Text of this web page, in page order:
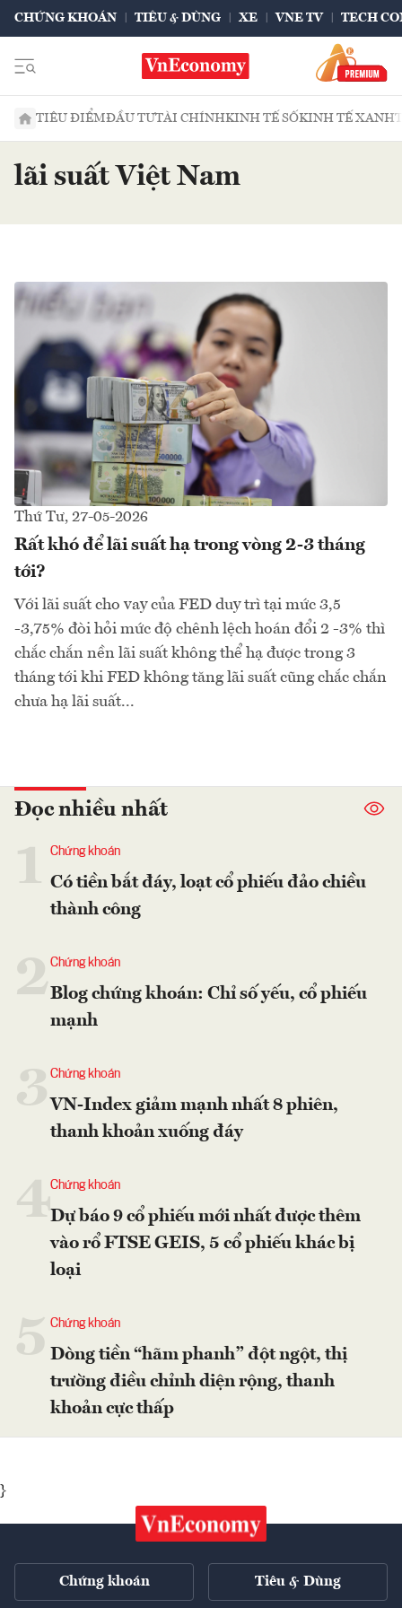
CHỨNG KHOÁN TIÊU & DÙNG XE VNE TV TECH
TIÊU ĐIỂMĐẦU TƯTÀI CHÍNHKINH TẾ SỐKINH TẾ XANH
lãi suất Việt Nam
Thứ Tư, 27-05-2026
Rất khó để lãi suất hạ trong vòng 2-3 tháng
tới?
Với lãi suất cho vay của FED duy trì tại mức 3,5
-3,75% đòi hỏi mức độ chênh lệch hoán đổi 2 -3% thì
chắc chắn nền lãi suất không thể hạ được trong 3
tháng tới khi FED không tăng lãi suất cũng chắc chắn
chưa hạ lãi suất...
Đọc nhiều nhất
Chứng khoán
Có tiền bắt đáy, loạt cổ phiếu đảo chiều
thành công
2Chứng khoán
Blog chứng khoán: Chỉ số yếu, cổ phiếu
mạnh
Chứng khoán
VN-Index giảm mạnh nhất 8 phiên,
thanh khoản xuống đáy
4Chứng khoán
Dự báo 9 cổ phiếu mới nhất được thêm
vào rổ FTSE GEIS, 5 cổ phiếu khác bị
loại
Chứng khoán
Dòng tiền “hãm phanh” đột ngột, thị
trường điều chỉnh diện rộng, thanh
khoản cực thấp
}
Chứng khoán Tiêu & Dùng